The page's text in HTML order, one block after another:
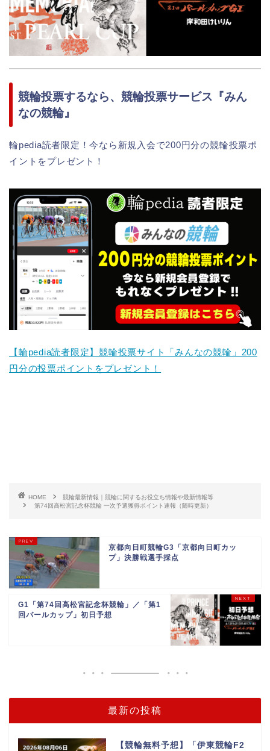
競輪投票するなら、競輪投票サービス『みん
なの競輪』
輪pedia読者限定！今なら新規入会で200円分の競輪投票ポ
イントをプレゼント！
【輪pedia読者限定】競輪投票サイト「みんなの競輪」200
円分の投票ポイントをプレゼント！
HOME
競輪最新情報｜競輪に関するお役立ち情報や最新情報等
第74回高松宮記念杯競輪 一次予選獲得ポイント速報（随時更新）
京都向日町競輪G3「京都向日町カッ
プ」決勝戦選手採点
G1「第74回高松宮記念杯競輪」／「第1
回パールカップ」初日予想
最新の投稿
【競輪無料予想】「伊東競輪F2